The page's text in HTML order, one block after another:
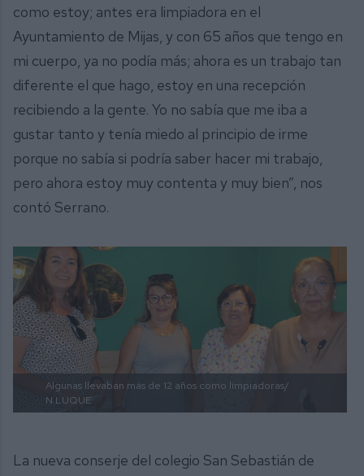
como estoy; antes era limpiadora en el
Ayuntamiento de Mijas, y con 65 años que tengo en
mi cuerpo, ya no podía más; ahora es un trabajo tan
diferente el que hago, estoy en una recepción
recibiendo a la gente. Yo no sabía que me iba a
gustar tanto y tenía miedo al principio de irme
porque no sabía si podría saber hacer mi trabajo,
pero ahora estoy muy contenta y muy bien”, nos
contó Serrano.
Algunas llevaban más de 12 años como limpiadoras/
N.LUQUE
La nueva conserje del colegio San Sebastián de